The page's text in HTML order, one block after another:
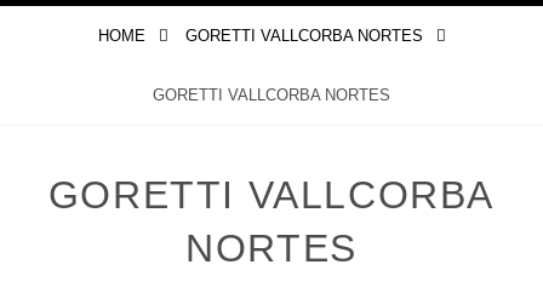
HOME GORETTI VALLCORBA NORTES
GORETTI VALLCORBA NORTES
GORETTI VALLCORBA
NORTES